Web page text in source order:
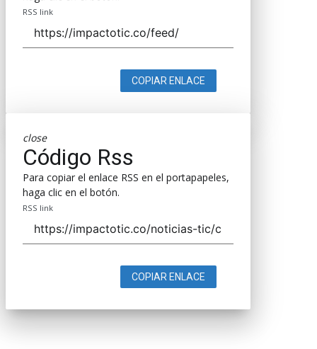
RSS link
COPIAR ENLACE
close
Código Rss
Para copiar el enlace RSS en el portapapeles,
haga clic en el botón.
RSS link
COPIAR ENLACE